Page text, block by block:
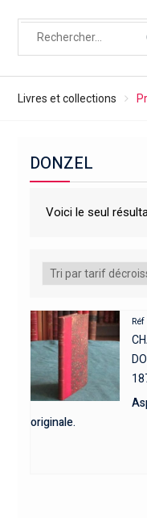
Livres et collections
DONZEL
Voici le seul
Réf
originale.